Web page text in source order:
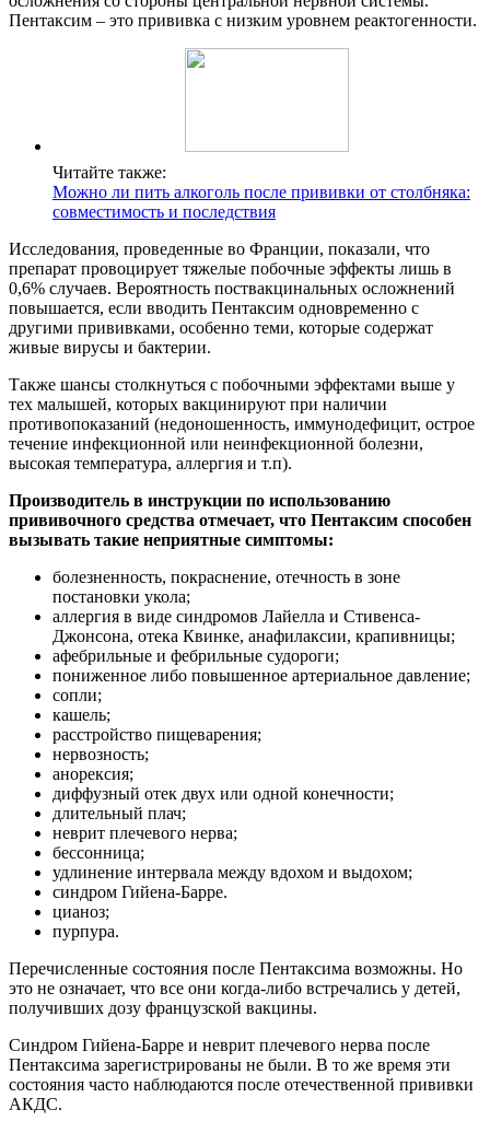
Пентаксим – это прививка с низким уровнем реактогенности.
Читайте также:
Можно ли пить алкоголь после прививки от столбняка:
совместимость и последствия
Исследования, проведенные во Франции, показали, что
препарат провоцирует тяжелые побочные эффекты лишь в
0,6% случаев. Вероятность поствакцинальных осложнений
повышается, если вводить Пентаксим одновременно с
другими прививками, особенно теми, которые содержат
живые вирусы и бактерии.
Также шансы столкнуться с побочными эффектами выше у
тех малышей, которых вакцинируют при наличии
противопоказаний (недоношенность, иммунодефицит, острое
течение инфекционной или неинфекционной болезни,
высокая температура, аллергия и т.п).
Производитель в инструкции по использованию
прививочного средства отмечает, что Пентаксим способен
вызывать такие неприятные симптомы:
болезненность, покраснение, отечность в зоне
постановки укола;
аллергия в виде синдромов Лайелла и Стивенса-
Джонсона, отека Квинке, анафилаксии, крапивницы;
афебрильные и фебрильные судороги;
пониженное либо повышенное артериальное давление;
сопли;
кашель;
расстройство пищеварения;
нервозность;
анорексия;
диффузный отек двух или одной конечности;
длительный плач;
неврит плечевого нерва;
бессонница;
удлинение интервала между вдохом и выдохом;
синдром Гийена-Барре.
цианоз;
пурпура.
Перечисленные состояния после Пентаксима возможны. Но
это не означает, что все они когда-либо встречались у детей,
получивших дозу французской вакцины.
Синдром Гийена-Барре и неврит плечевого нерва после
Пентаксима зарегистрированы не были. В то же время эти
состояния часто наблюдаются после отечественной прививки
АКДС.